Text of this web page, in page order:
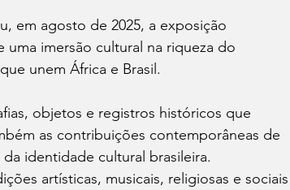
em agosto de 2025, a exposição
uma imersão cultural na riqueza do
unem África e Brasil.
objetos e registros históricos que
as contribuições contemporâneas de
identidade cultural brasileira.
artísticas, musicais, religiosas e sociais